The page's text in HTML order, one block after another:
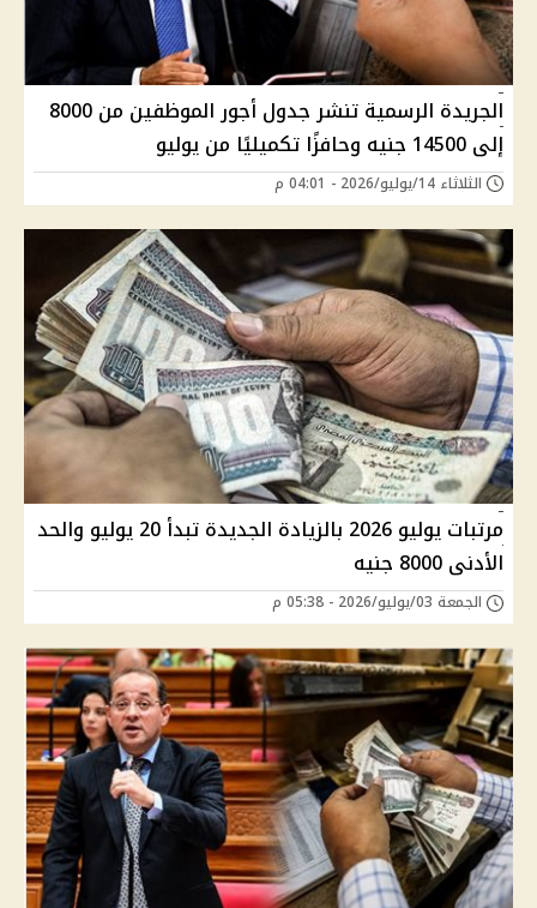
الجريدة الرسمية تنشر جدول أجور الموظفين من 8000
إلى 14500 جنيه وحافزًا تكميليًا من يوليو
الثلاثاء 14/يوليو/2026 - 04:01 م
مرتبات يوليو 2026 بالزيادة الجديدة تبدأ 20 يوليو والحد
الأدنى 8000 جنيه
الجمعة 03/يوليو/2026 - 05:38 م